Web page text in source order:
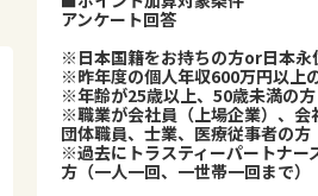
アンケート回答
※日本国籍をお持ちの方or日本永
※昨年度の個人年収600万円以上
※年齢が25歳以上、50歳未満の方
※職業が会社員（上場企業）、会
団体職員、士業、医療従事者の方
※過去にトラスティーパートナー
方（一人一回、一世帯一回まで）